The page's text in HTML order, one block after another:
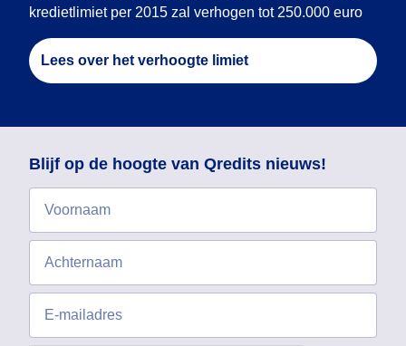
kredietlimiet per 2015 zal verhogen tot 250.000 euro
Lees over het verhoogte limiet
Blijf op de hoogte van Qredits nieuws!